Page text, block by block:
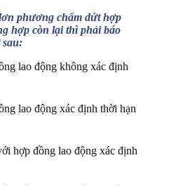
phương chấm dứt hợp
hợp còn lại thì phải báo
lao động không xác định
lao động xác định thời hạn
hợp đồng lao động xác định